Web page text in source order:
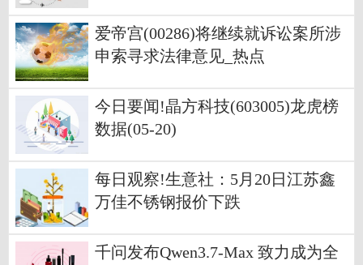
爱帝宫(00286)将继续就诉讼案所涉
申索寻求法律意见_热点
今日要闻!晶方科技(603005)龙虎榜
数据(05-20)
每日观察!生意社：5月20日江苏鑫
万佳不锈钢报价下跌
千问发布Qwen3.7-Max 致力成为全